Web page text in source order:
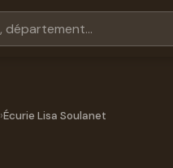
›Écurie Lisa Soulanet